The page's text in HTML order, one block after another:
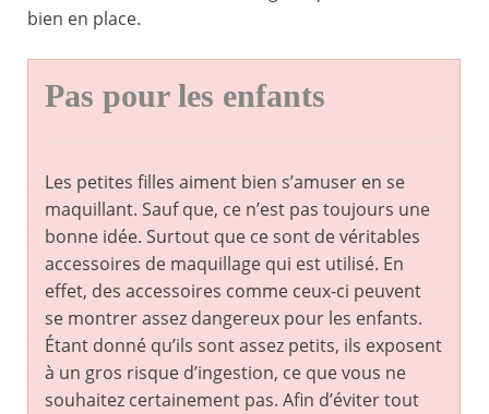
bien en place.
Pas pour les enfants
Les petites filles aiment bien s’amuser en se
maquillant. Sauf que, ce n’est pas toujours une
bonne idée. Surtout que ce sont de véritables
accessoires de maquillage qui est utilisé. En
effet, des accessoires comme ceux-ci peuvent
se montrer assez dangereux pour les enfants.
Étant donné qu’ils sont assez petits, ils exposent
à un gros risque d’ingestion, ce que vous ne
souhaitez certainement pas. Afin d’éviter tout